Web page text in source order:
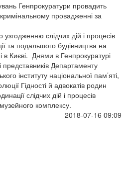
Генпрокуратури провадить
провадженні за
слідчих дій і процесів
та подальшого будівництва на
в Києві. Днями в Генпрокуратурі
представників Департаменту
інституту національної пам’яті,
Гідності й адвокатів родин
слідчих дій і процесів
комплексу.
2018-07-16 09:09